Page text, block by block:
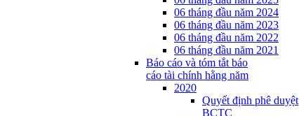
06 tháng đầu năm 2024
06 tháng đầu năm 2023
06 tháng đầu năm 2022
06 tháng đầu năm 2021
Báo cáo và tóm tắt báo
cáo tài chính hằng năm
2020
Quyết định phê duyệt
BCTC